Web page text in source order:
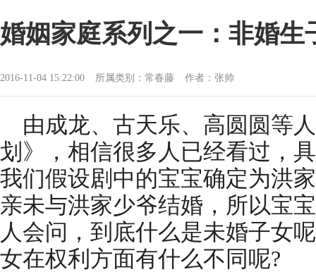
婚姻家庭系列之一：非婚生
2016-11-04 15:22:00 所属类别：常春藤 作者：张帅
由成龙、古天乐、高圆圆等
划》，相信很多人已经看过，
我们假设剧中的宝宝确定为洪
亲未与洪家少爷结婚，所以宝
人会问，到底什么是未婚子女
女在权利方面有什么不同呢?